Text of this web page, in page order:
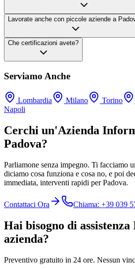
Lavorate anche con piccole aziende a
Che certificazioni avete?
Serviamo Anche
Lombardia Milano Torino
Napoli
Cerchi un'Azienda
Padova?
Parliamone senza impegno. Ti facciamo
diciamo cosa funziona e cosa no, e poi
immediata, interventi rapidi per Padova.
Contattaci Ora Chiama: +39 039
Hai bisogno di
azienda?
Preventivo gratuito in 24 ore. Nessun